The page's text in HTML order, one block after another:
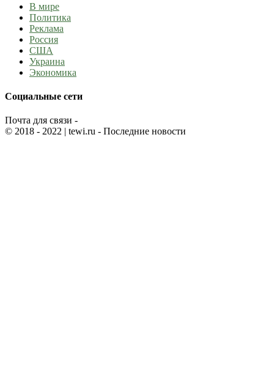
В мире
Политика
Реклама
Россия
США
Украина
Экономика
Социальные сети
Почта для связи -
© 2018 - 2022 | tewi.ru - Последние новости